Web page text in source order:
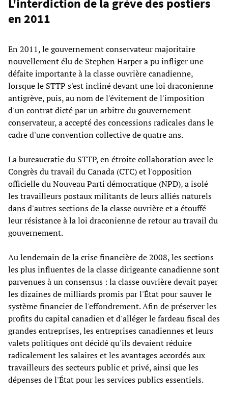
L'interdiction de la grève des postiers
en 2011
En 2011, le gouvernement conservateur majoritaire
nouvellement élu de Stephen Harper a pu infliger une
défaite importante à la classe ouvrière canadienne,
lorsque le STTP s'est incliné devant une loi draconienne
antigrève, puis, au nom de l'évitement de l'imposition
d'un contrat dicté par un arbitre du gouvernement
conservateur, a accepté des concessions radicales dans le
cadre d'une convention collective de quatre ans.
La bureaucratie du STTP, en étroite collaboration avec le
Congrès du travail du Canada (CTC) et l'opposition
officielle du Nouveau Parti démocratique (NPD), a isolé
les travailleurs postaux militants de leurs alliés naturels
dans d'autres sections de la classe ouvrière et a étouffé
leur résistance à la loi draconienne de retour au travail du
gouvernement.
Au lendemain de la crise financière de 2008, les sections
les plus influentes de la classe dirigeante canadienne sont
parvenues à un consensus : la classe ouvrière devait payer
les dizaines de milliards promis par l'État pour sauver le
système financier de l'effondrement. Afin de préserver les
profits du capital canadien et d'alléger le fardeau fiscal des
grandes entreprises, les entreprises canadiennes et leurs
valets politiques ont décidé qu'ils devaient réduire
radicalement les salaires et les avantages accordés aux
travailleurs des secteurs public et privé, ainsi que les
dépenses de l'État pour les services publics essentiels.